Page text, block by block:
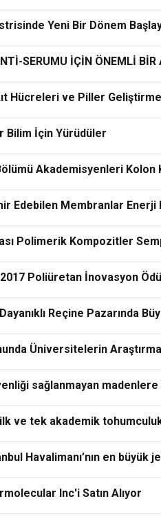
Yeni Bir Dönem
SERUMU İÇİN ÖNEMLİ BİR
Hücreleri ve Piller
Bilim İçin Yürüdüler
Akademisyenleri
Edebilen Membranlar Enerji
Polimerik Kompozitler
Poliüretan İnovasyon
Reçine Pazarında
Üniversitelerin
sağlanmayan madenlere
ve tek akademik
Havalimanı’nın en büyük
Inc'i Satın Alıyor